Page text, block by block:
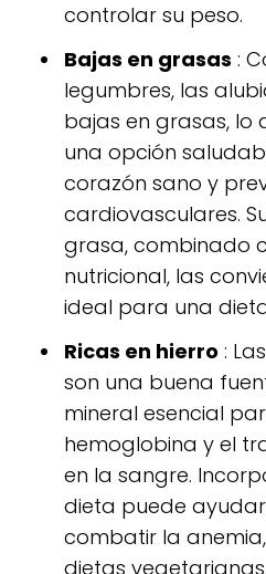
controlar su peso.
Bajas en grasas :
legumbres, las
bajas en grasas, lo
una opción
corazón sano y
cardiovasculares.
grasa, combinado
nutricional, las
ideal para una
Ricas en hierro :
son una buena
mineral esencial
hemoglobina y el
en la sangre.
dieta puede
combatir la
dietas vegetarianas.